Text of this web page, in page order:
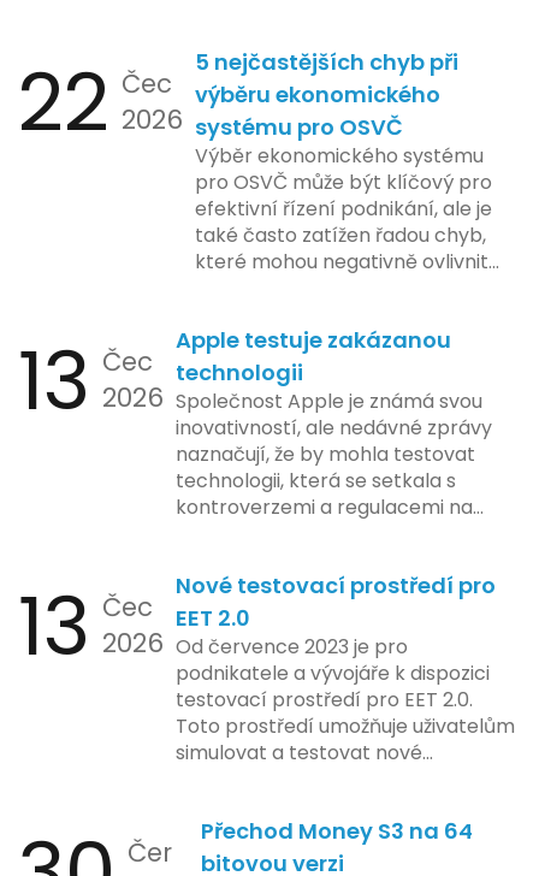
22 Čec
2026
5 nejčastějších chyb při
výběru ekonomického
systému pro OSVČ
Výběr ekonomického systému
pro OSVČ může být klíčový pro
efektivní řízení podnikání, ale je
také často zatížen řadou chyb,
které mohou negativně ovlivnit
by se podnikatelé měli vyvarovat.
13 Čec
2026
Apple testuje zakázanou
technologii
Společnost Apple je známá svou
inovativností, ale nedávné zprávy
naznačují, že by mohla testovat
technologii, která se setkala s
kontroverzemi a regulacemi na
implementace funkce, která by
mohla porušovat určité zákonné
limity na ochranu osobních údajů.
Tato technologie se zaměřuje na
pokročilé sledování uživatelských
aktivit, což vyvolalo obavy ohledně
soukromí a ochrany dat uživatelů.
bezpečnost a ochranu spotřebitelů,
regulační orgány různých zemí jsou
13 Čec
2026
Nové testovací prostředí pro
EET 2.0
Od července 2023 je pro
podnikatele a vývojáře k dispozici
testovací prostředí pro EET 2.0.
Toto prostředí umožňuje uživatelům
simulovat a testovat nové
kontrolovaném prostředí. Uživatelé
mají možnost předem se seznámit s
Čer
Přechod Money S3 na 64
bitovou verzi